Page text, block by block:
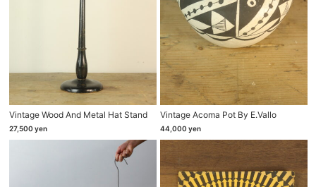
Vintage Wood And Metal Hat Stand
27,500 yen
Vintage Acoma Pot By E.vallo
44,000 yen